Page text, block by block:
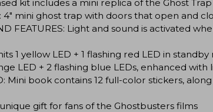
kit includes a mini replica of the Ghost
4″ mini ghost trap with doors that open and
FEATURES: Light and sound is activated
1 yellow LED + 1 flashing red LED in standby
LED + 2 flashing blue LEDs, enhanced
Mini book contains 12 full-color stickers,
unique gift for fans of the Ghostbusters films